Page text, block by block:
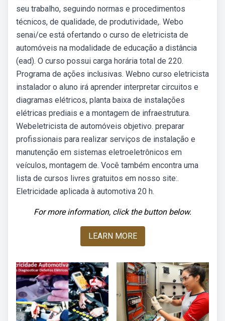
seu trabalho, seguindo normas e procedimentos
técnicos, de qualidade, de produtividade,. Webo
senai/ce está ofertando o curso de eletricista de
automóveis na modalidade de educação a distância
(ead). O curso possui carga horária total de 220.
Programa de ações inclusivas. Webno curso eletricista
instalador o aluno irá aprender interpretar circuitos e
diagramas elétricos, planta baixa de instalações
elétricas prediais e a montagem de infraestrutura.
Webeletricista de automóveis objetivo. preparar
profissionais para realizar serviços de instalação e
manutenção em sistemas eletroeletrônicos em
veículos, montagem de. Você também encontra uma
lista de cursos livres gratuitos em nosso site:.
Eletricidade aplicada à automotiva 20 h.
For more information, click the button below.
LEARN MORE